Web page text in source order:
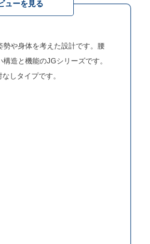
や身体を考えた設計です。腰
造と機能のJGシリーズです。
しタイプです。
ューを見る